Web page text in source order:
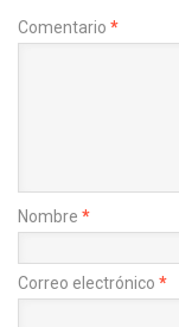
Comentario *
Nombre *
Correo electrónico *